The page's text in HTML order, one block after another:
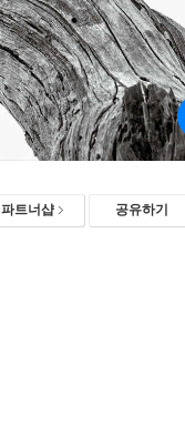
파트너샵 공유하기